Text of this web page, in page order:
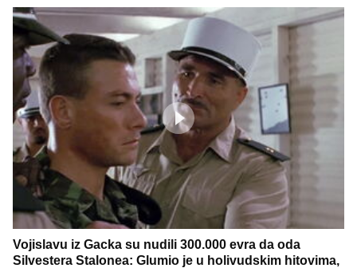
Vojislavu iz Gacka su nudili 300.000 evra da oda
Silvestera Stalonea: Glumio je u holivudskim hitovima,